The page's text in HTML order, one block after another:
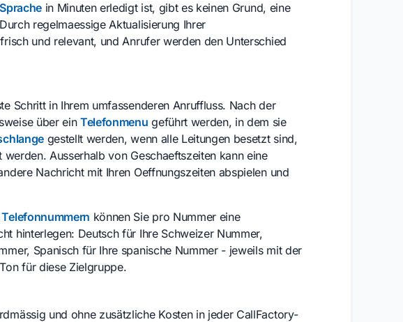
in Minuten erledigt ist, gibt es keinen Grund, eine
regelmaessige Aktualisierung Ihrer
und relevant, und Anrufer werden den Unterschied
Schritt in Ihrem umfassenderen Anruffluss. Nach der
über ein Telefonmenu geführt werden, in dem sie
gestellt werden, wenn alle Leitungen besetzt sind,
Ausserhalb von Geschaeftszeiten kann eine
Nachricht mit Ihren Oeffnungszeiten abspielen und
können Sie pro Nummer eine
hinterlegen: Deutsch für Ihre Schweizer Nummer,
Spanisch für Ihre spanische Nummer - jeweils mit der
für diese Zielgruppe.
und ohne zusätzliche Kosten in jeder CallFactory-